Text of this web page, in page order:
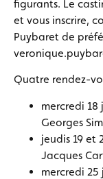
figurants. Le
et vous inscrire,
Puybaret de
Quatre rendez-
mercredi 18
Georges
jeudis 19 et
Jacques
mercredi 25